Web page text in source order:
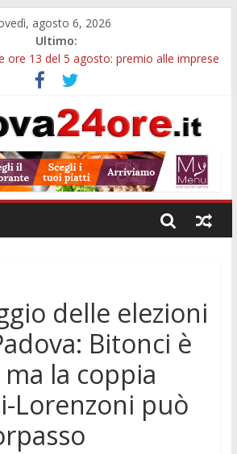
agosto 6, 2026
Ultimo:
ore 13 del 5 agosto: premio alle imprese
ore 21: SIT torna all’utile, crescono le
comunali
alle imprese del Padovano:
fanno perdere la NASpI: le tutele
di genere
uno studio dell’Università di
intestinale
delle elezioni
Bitonci è
la coppia
Lorenzoni può